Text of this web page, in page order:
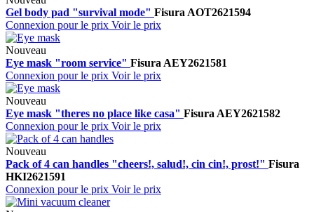
Gel body pad "survival mode" Fisura AOT2621594
Connexion pour le prix Voir le prix
Nouveau
Eye mask "room service" Fisura AEY2621581
Connexion pour le prix Voir le prix
Nouveau
Eye mask "theres no place like casa" Fisura AEY2621582
Connexion pour le prix Voir le prix
Nouveau
Pack of 4 can handles "cheers!, salud!, cin cin!, prost!" Fisura
HKI2621591
Connexion pour le prix Voir le prix